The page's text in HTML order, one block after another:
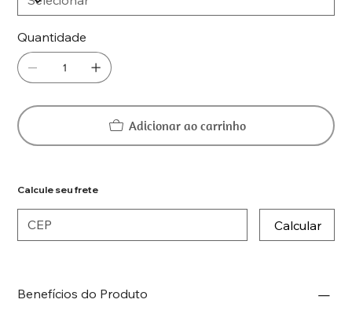
Quantidade
Adicionar ao carrinho
Calcule seu frete
Calcular
Benefícios do Produto